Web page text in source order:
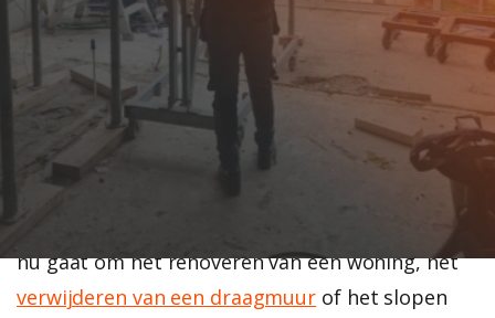
voeren. Koog aan de Zaan, een karakteristieke
plaats langs de Zaan, kent een unieke mix van
historische industriepanden, traditionele Zaanse
huizen en moderne bebouwing. Van
monumentale pakhuizen langs de Zaan tot na-
oorlogse woningen in de verschillende wijken,
elk gebouw vraagt om een eigen aanpak. Of het
nu gaat om het renoveren van een woning, het
verwijderen van een draagmuur of het slopen